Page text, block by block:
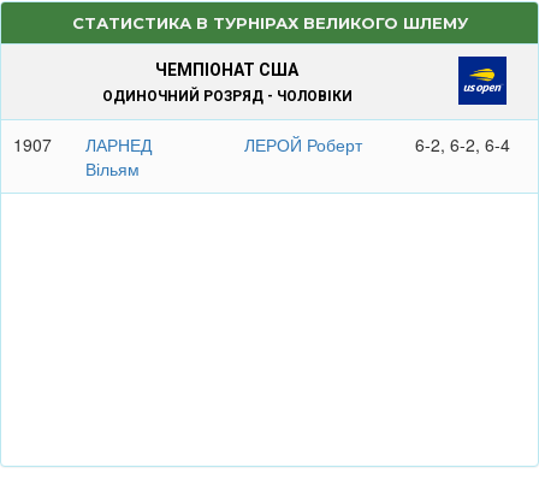
СТАТИСТИКА В ТУРНІРАХ ВЕЛИКОГО ШЛЕМУ
ЧЕМПІОНАТ США
ОДИНОЧНИЙ РОЗРЯД - ЧОЛОВІКИ
1907
ЛАРНЕД
Вільям
ЛЕРОЙ Роберт 6-2, 6-2, 6-4